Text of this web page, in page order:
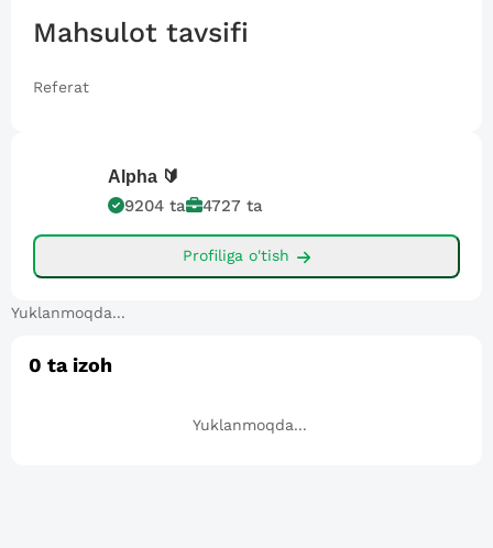
Mahsulot tavsifi
Referat
Alpha 🔰
9204 ta 4727 ta
Profiliga o'tish
Yuklanmoqda...
0 ta izoh
Yuklanmoqda...